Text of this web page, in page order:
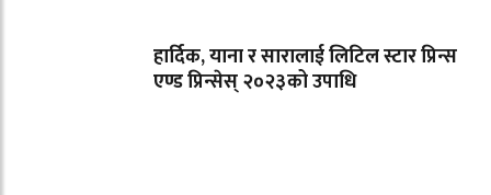
हार्दिक, याना र सारालाई लिटिल स्टार प्रिन्स
एण्ड प्रिन्सेस् २०२३को उपाधि